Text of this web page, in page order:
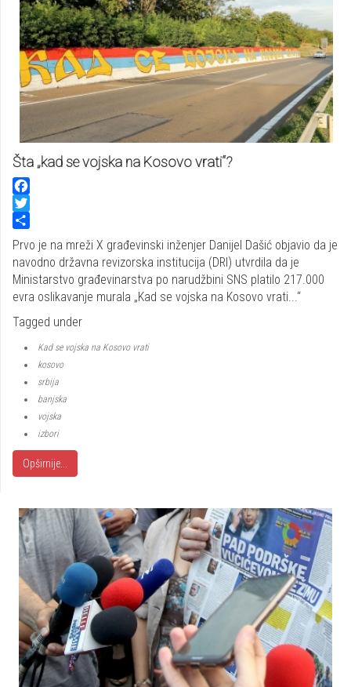
Šta „kad se vojska na Kosovo vrati“?
Facebook
Twitter
Share
Prvo je na mreži X građevinski inženjer Danijel Dašić objavio da je
navodno državna revizorska institucija (DRI) utvrdila da je
Ministarstvo građevinarstva po narudžbini SNS platilo 217.000
evra oslikavanje murala „Kad se vojska na Kosovo vrati...“
Tagged under
Kad se vojska na Kosovo vrati
kosovo
srbija
banjska
vojska
izbori
Opširnije...